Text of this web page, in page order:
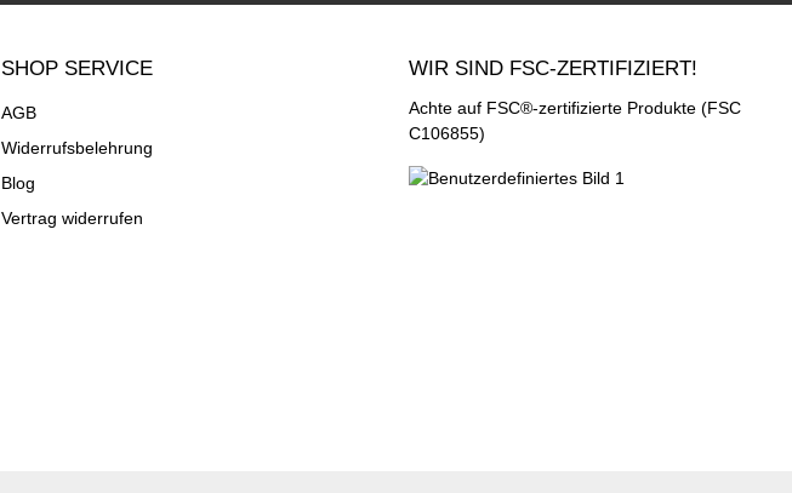
SHOP SERVICE
AGB
Widerrufsbelehrung
Blog
Vertrag widerrufen
WIR SIND FSC-ZERTIFIZIERT!
Achte auf FSC®-zertifizierte Produkte (FSC
C106855)